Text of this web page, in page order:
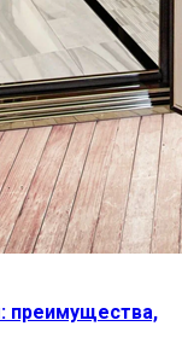
преимущества,